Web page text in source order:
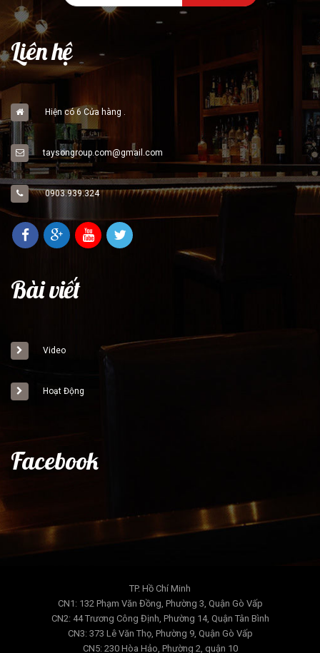
Liên hệ
Hiện có 6 Cửa hàng .
taysongroup.com@gmail.com
0903.939.324
Bài viết
Video
Hoạt Động
Facebook
TP. Hồ Chí Minh
CN1: 132 Phạm Văn Đồng, Phường 3, Quận Gò Vấp
CN2: 44 Trương Công Định, Phường 14, Quận Tân Bình
CN3: 373 Lê Văn Thọ, Phường 9, Quận Gò Vấp
CN5: 230 Hòa Hảo, Phường 2, quận 10